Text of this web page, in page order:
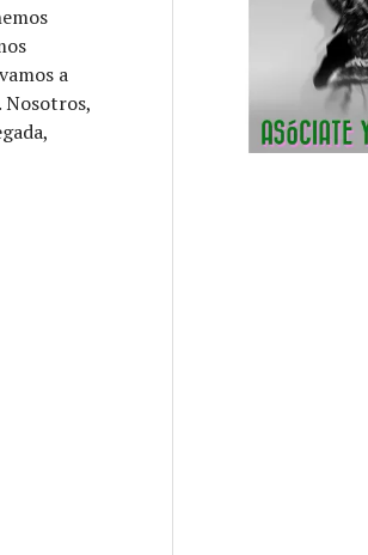
a
Nosotros,
fin de año – Cartas de Navegación